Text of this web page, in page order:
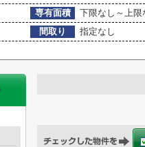
専有面積 下限なし～上限
間取り
指定なし